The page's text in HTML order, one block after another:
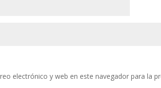
electrónico y web en este navegador para la